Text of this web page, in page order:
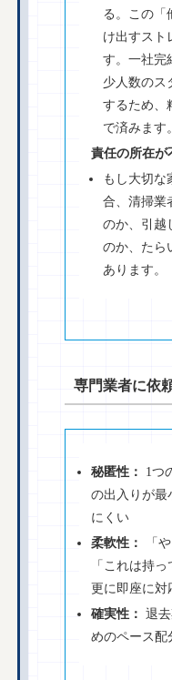
る。この「
け出すスト
す。一社完
少人数のス
するため、
で済みます。
責任の所在が
もし大切な
合、清掃業
のか、引越
のか、たら
あります。
専門業者に依
秘匿性：
1つ
の出入りが最
にくい
柔軟性：
「
「これは持
更に即座に対
確実性： 退
めのペース配